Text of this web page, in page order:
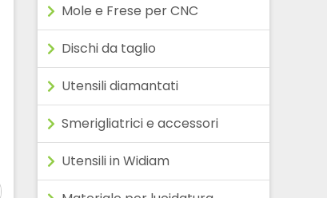
Mole e Frese per CNC
Dischi da taglio
Utensili diamantati
Smerigliatrici e accessori
Utensili in Widiam